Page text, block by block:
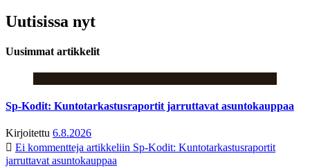
Uutisissa nyt
Uusimmat artikkelit
Sp-Kodit: Kuntotarkastusraportit jarruttavat asuntokauppaa
Kirjoitettu 6.8.2026
Ei kommentteja artikkeliin Sp-Kodit: Kuntotarkastusraportit
jarruttavat asuntokauppaa